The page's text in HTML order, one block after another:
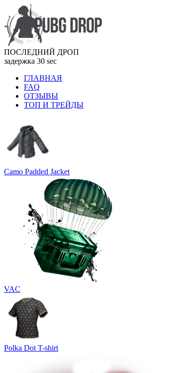
ПОСЛЕДНИЙ ДРОП
задержка 30 sec
ГЛАВНАЯ
FAQ
ОТЗЫВЫ
ТОП И ТРЕЙДЫ
Camo Padded Jacket
VAC
Polka Dot T-shirt